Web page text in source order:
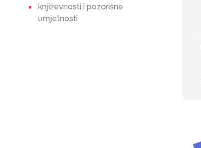
književnosti i pozorišne
umjetnosti